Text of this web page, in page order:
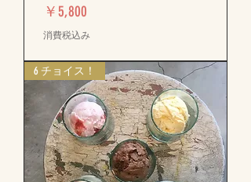
価格
￥5,800
消費税込み
6 チョイス！